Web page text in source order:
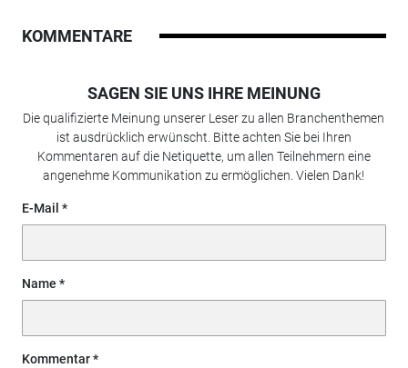
KOMMENTARE
SAGEN SIE UNS IHRE MEINUNG
Die qualifizierte Meinung unserer Leser zu allen Branchenthemen
ist ausdrücklich erwünscht. Bitte achten Sie bei Ihren
Kommentaren auf die Netiquette, um allen Teilnehmern eine
angenehme Kommunikation zu ermöglichen. Vielen Dank!
E-Mail
Name
Kommentar